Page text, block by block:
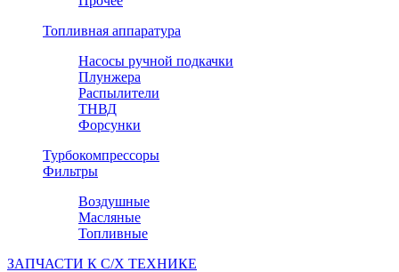
Топливная аппаратура
Насосы ручной подкачки
Плунжера
Распылители
ТНВД
Форсунки
Турбокомпрессоры
Фильтры
Воздушные
Масляные
Топливные
ЗАПЧАСТИ К С/Х ТЕХНИКЕ